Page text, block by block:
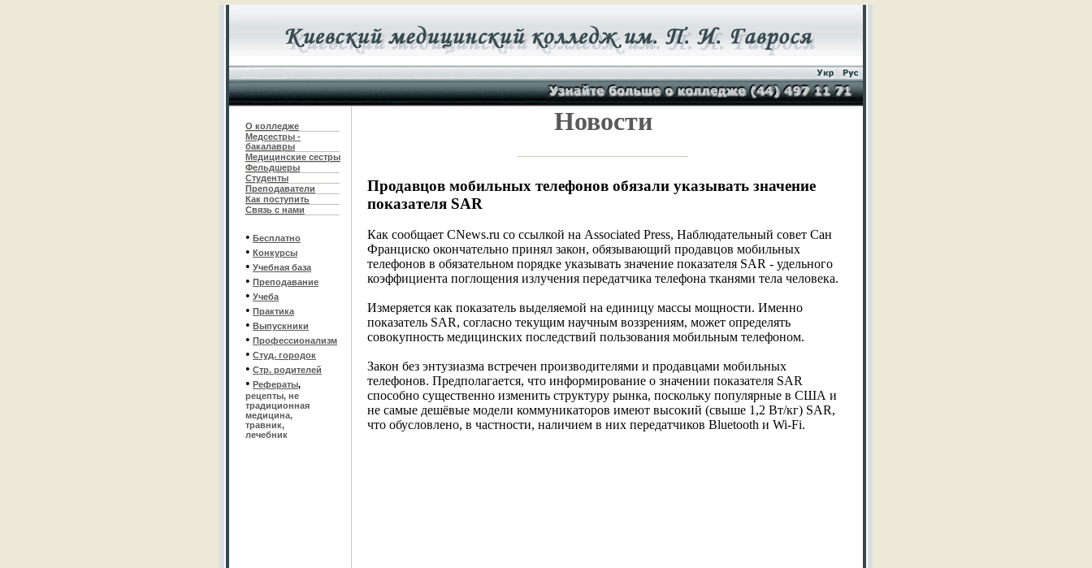
О колледже
Медсестры -
бакалавры
Медицинские сестры
Фельдшеры
Студенты
Преподаватели
Как поступить
Связь с нами
• Бесплатно
• Конкурсы
• Учебная база
• Преподавание
• Учеба
• Практика
• Выпускники
• Профессионализм
• Студ. городок
• Стр. родителей
• Рефераты,
рецепты, не
традиционная
медицина,
травник,
лечебник
Новости
Продавцов мобильных телефонов обязали указывать значение
показателя SAR
Как сообщает CNews.ru со ссылкой на Associated Press, Наблюдательный совет Сан
Франциско окончательно принял закон, обязывающий продавцов мобильных
телефонов в обязательном порядке указывать значение показателя SAR - удельного
коэффициента поглощения излучения передатчика телефона тканями тела человека.
Измеряется как показатель выделяемой на единицу массы мощности. Именно
показатель SAR, согласно текущим научным воззрениям, может определять
совокупность медицинских последствий пользования мобильным телефоном.
Закон без энтузиазма встречен производителями и продавцами мобильных
телефонов. Предполагается, что информирование о значении показателя SAR
способно существенно изменить структуру рынка, поскольку популярные в США и
не самые дешёвые модели коммуникаторов имеют высокий (свыше 1,2 Вт/кг) SAR,
что обусловлено, в частности, наличием в них передатчиков Bluetooth и Wi-Fi.